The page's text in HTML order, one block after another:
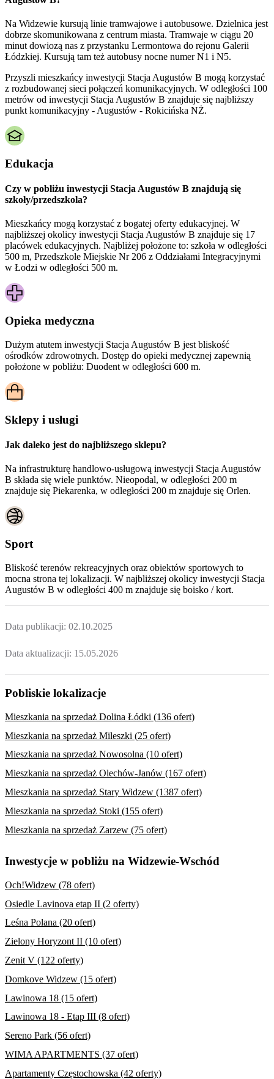
Na Widzewie kursują linie tramwajowe i autobusowe. Dzielnica jest
dobrze skomunikowana z centrum miasta. Tramwaje w ciągu 20
minut dowiozą nas z przystanku Lermontowa do rejonu Galerii
Łódzkiej. Kursują tam też autobusy nocne numer N1 i N5.
Przyszli mieszkańcy inwestycji Stacja Augustów B mogą korzystać
z rozbudowanej sieci połączeń komunikacyjnych. W odległości 100
metrów od inwestycji Stacja Augustów B znajduje się najbliższy
punkt komunikacyjny - Augustów - Rokicińska NŻ.
Edukacja
Czy w pobliżu inwestycji Stacja Augustów B znajdują się
szkoły/przedszkola?
Mieszkańcy mogą korzystać z bogatej oferty edukacyjnej. W
najbliższej okolicy inwestycji Stacja Augustów B znajduje się 17
placówek edukacyjnych. Najbliżej położone to: szkoła w odległości
500 m, Przedszkole Miejskie Nr 206 z Oddziałami Integracyjnymi
w Łodzi w odległości 500 m.
Opieka medyczna
Dużym atutem inwestycji Stacja Augustów B jest bliskość
ośrodków zdrowotnych. Dostęp do opieki medycznej zapewnią
położone w pobliżu: Duodent w odległości 600 m.
Sklepy i usługi
Jak daleko jest do najbliższego sklepu?
Na infrastrukturę handlowo-usługową inwestycji Stacja Augustów
B składa się wiele punktów. Nieopodal, w odległości 200 m
znajduje się Piekarenka, w odległości 200 m znajduje się Orlen.
Sport
Bliskość terenów rekreacyjnych oraz obiektów sportowych to
mocna strona tej lokalizacji. W najbliższej okolicy inwestycji Stacja
Augustów B w odległości 400 m znajduje się boisko / kort.
Data publikacji: 02.10.2025
Data aktualizacji: 15.05.2026
Pobliskie lokalizacje
Mieszkania na sprzedaż Dolina Łódki (136 ofert)
Mieszkania na sprzedaż Mileszki (25 ofert)
Mieszkania na sprzedaż Nowosolna (10 ofert)
Mieszkania na sprzedaż Olechów-Janów (167 ofert)
Mieszkania na sprzedaż Stary Widzew (1387 ofert)
Mieszkania na sprzedaż Stoki (155 ofert)
Mieszkania na sprzedaż Zarzew (75 ofert)
Inwestycje w pobliżu na Widzewie-Wschód
Och!Widzew (78 ofert)
Osiedle Lavinova etap II (2 oferty)
Leśna Polana (20 ofert)
Zielony Horyzont II (10 ofert)
Zenit V (122 oferty)
Domkove Widzew (15 ofert)
Lawinowa 18 (15 ofert)
Lawinowa 18 - Etap III (8 ofert)
Sereno Park (56 ofert)
WIMA APARTMENTS (37 ofert)
Apartamenty Częstochowska (42 oferty)